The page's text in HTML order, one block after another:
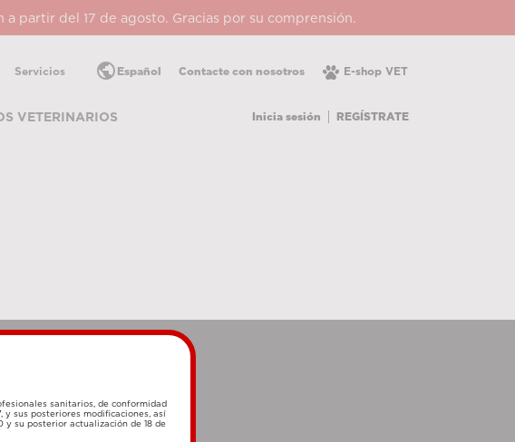
partir del 17 de agosto. Gracias por su comprensión.
Servicios E-shop VET
Contacte con nosotros
public Español
VETERINARIOS Inicia sesión REGÍSTRATE
sanitarios, de conformidad
y sus posteriores modificaciones, así
y su posterior actualización de 18 de